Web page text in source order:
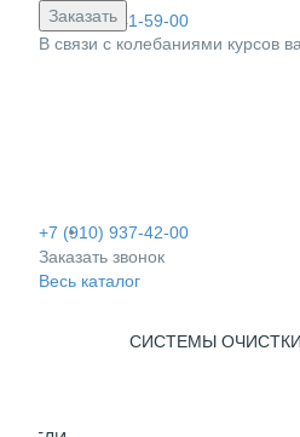
+7 (4822) 41-59-00
+7 (910) 937-42-00
Заказать звонок
Весь каталог
СИСТЕМЫ
Заказать
В связи с колебаниями курсов